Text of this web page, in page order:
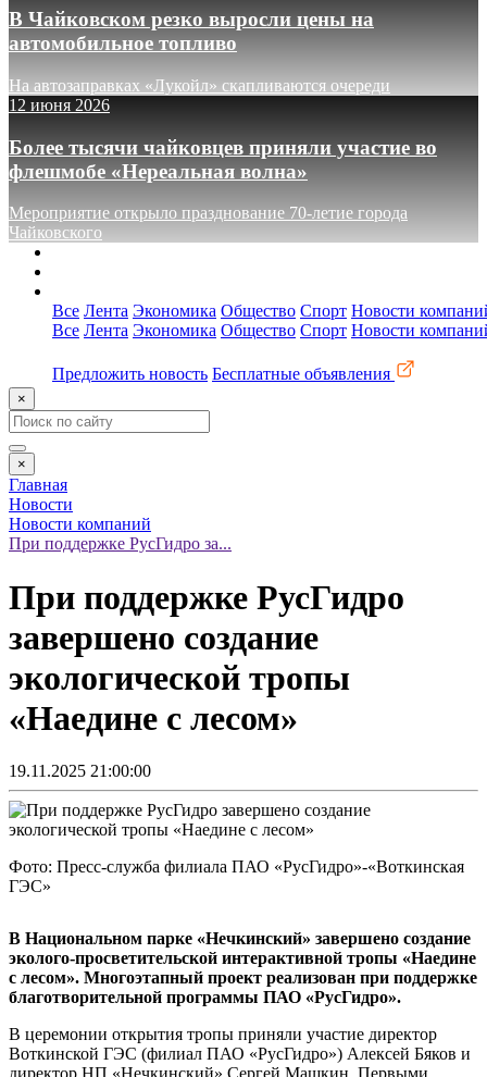
В Чайковском резко выросли цены на
автомобильное топливо
На автозаправках «Лукойл» скапливаются очереди
12 июня 2026
Более тысячи чайковцев приняли участие во
флешмобе «Нереальная волна»
Мероприятие открыло празднование 70-летие города
Чайковского
Все Лента Экономика Общество Спорт Новости
Все Лента Экономика Общество Спорт Новости
Предложить новость Бесплатные объявления
×
×
Главная
Новости
Новости компаний
При поддержке РусГидро за...
При поддержке РусГидро
завершено создание
экологической тропы
«Наедине с лесом»
19.11.2025 21:00:00
Фото: Пресс-служба филиала ПАО «РусГидро»-«Воткинская
ГЭС»
В Национальном парке «Нечкинский» завершено создание
эколого-просветительской интерактивной тропы «Наедине
с лесом». Многоэтапный проект реализован при поддержке
благотворительной программы ПАО «РусГидро».
В церемонии открытия тропы приняли участие директор
Воткинской ГЭС (филиал ПАО «РусГидро») Алексей Бяков и